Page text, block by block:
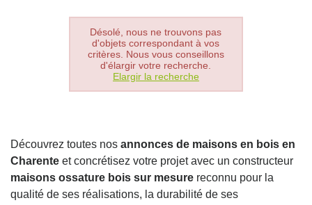
Désolé, nous ne trouvons pas
d'objets correspondant à vos
critères. Nous vous conseillons
d'élargir votre recherche.
Elargir la recherche
Découvrez toutes nos annonces de maisons en bois en
Charente et concrétisez votre projet avec un constructeur
maisons ossature bois sur mesure reconnu pour la
qualité de ses réalisations, la durabilité de ses